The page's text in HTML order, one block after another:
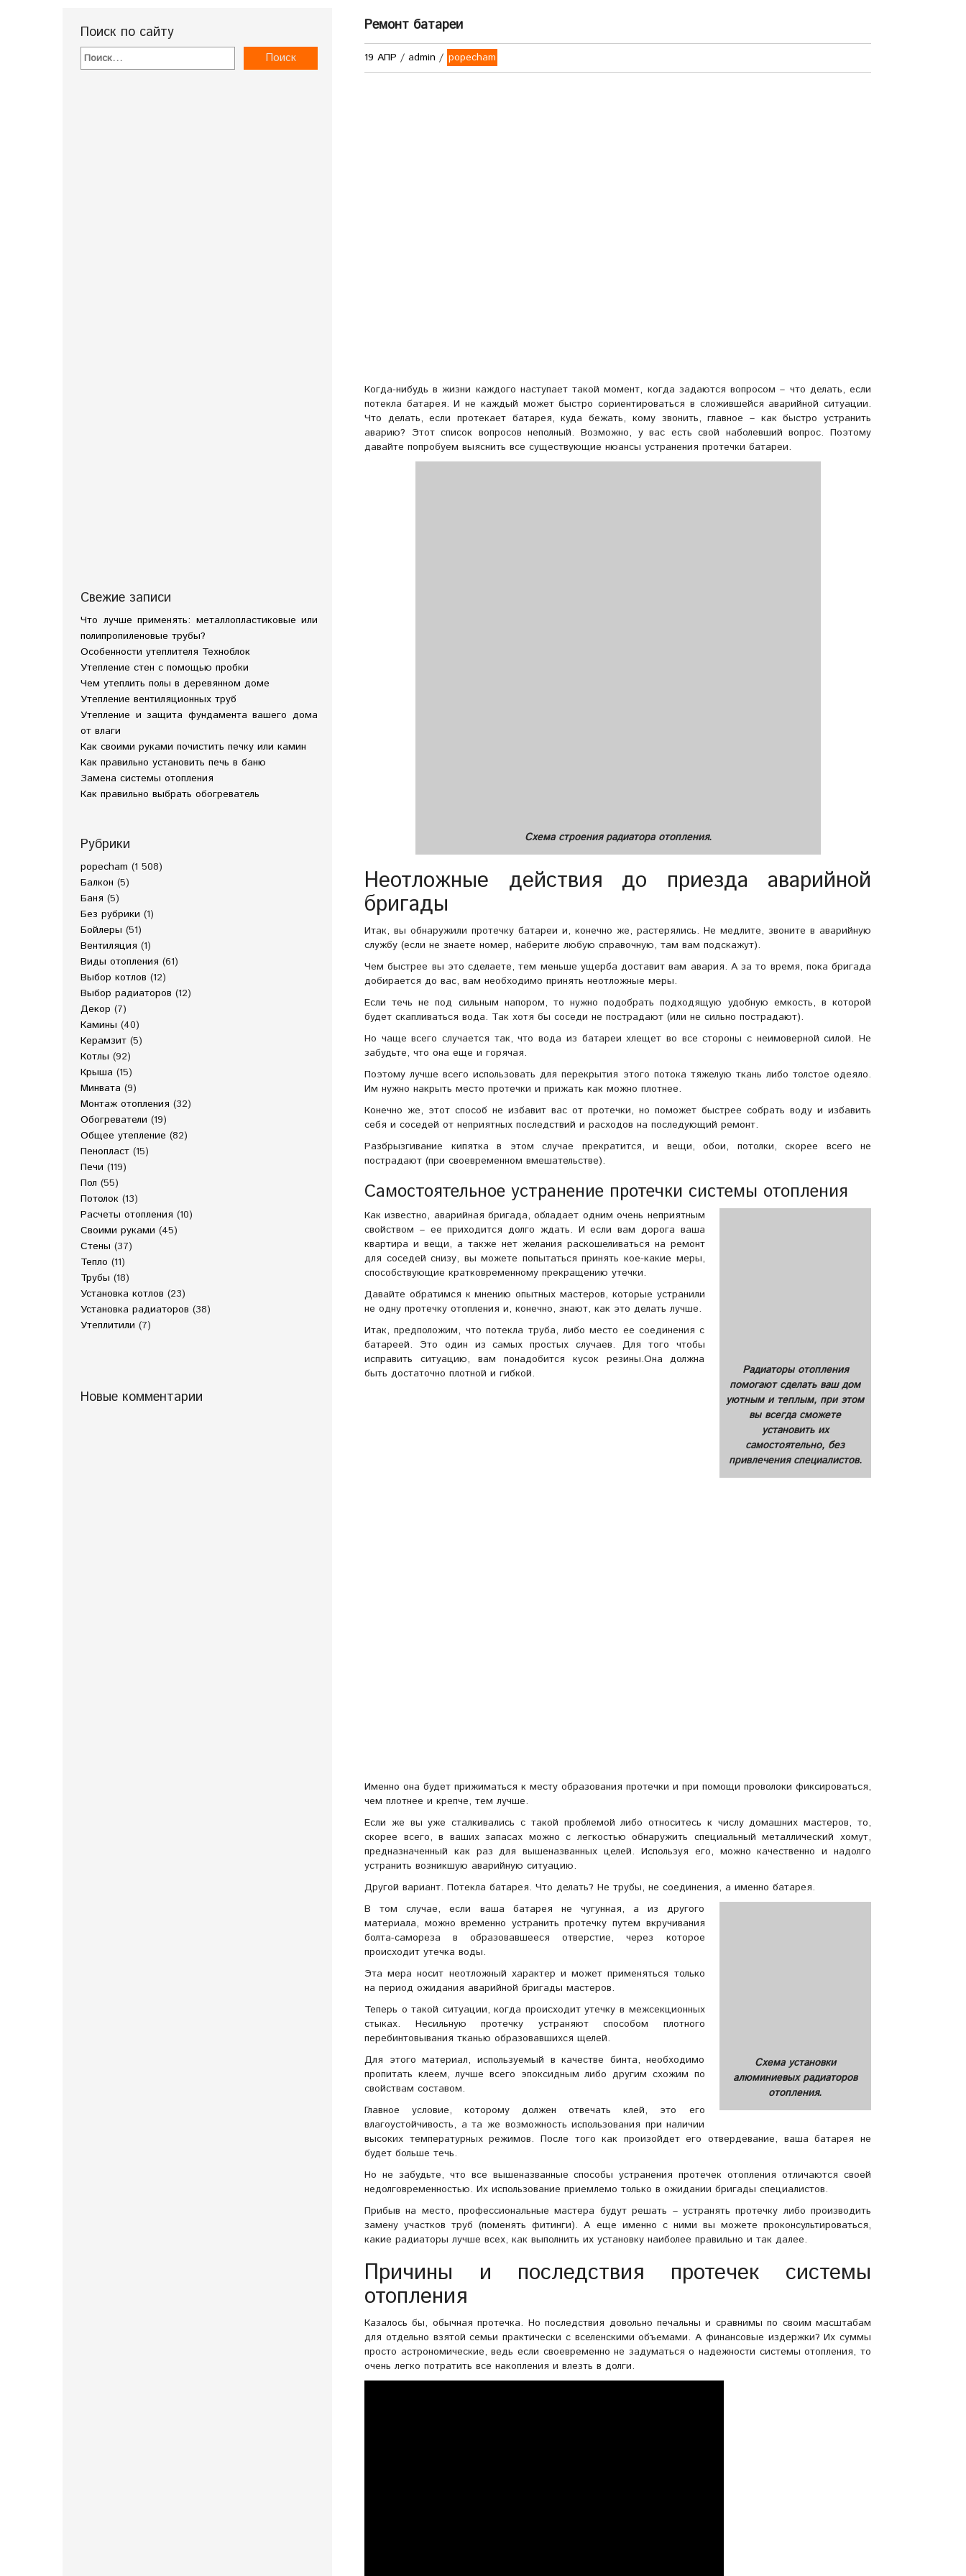
Поиск по сайту
Свежие записи
Что лучше применять: металлопластиковые или
полипропиленовые трубы?
Особенности утеплителя Техноблок
Утепление стен с помощью пробки
Чем утеплить полы в деревянном доме
Утепление вентиляционных труб
Утепление и защита фундамента вашего дома
от влаги
Как своими руками почистить печку или камин
Как правильно установить печь в баню
Замена системы отопления
Как правильно выбрать обогреватель
Рубрики
popecham (1 508)
Балкон (5)
Баня (5)
Без рубрики (1)
Бойлеры (51)
Вентиляция (1)
Виды отопления (61)
Выбор котлов (12)
Выбор радиаторов (12)
Декор (7)
Камины (40)
Керамзит (5)
Котлы (92)
Крыша (15)
Минвата (9)
Монтаж отопления (32)
Обогреватели (19)
Общее утепление (82)
Пенопласт (15)
Печи (119)
Пол (55)
Потолок (13)
Расчеты отопления (10)
Своими руками (45)
Стены (37)
Тепло (11)
Трубы (18)
Установка котлов (23)
Установка радиаторов (38)
Утеплитили (7)
Новые комментарии
Ремонт батареи
19 АПР / admin / popecham
Когда-нибудь в жизни каждого наступает такой момент, когда задаются вопросом – что делать, если
потекла батарея. И не каждый может быстро сориентироваться в сложившейся аварийной ситуации.
Что делать, если протекает батарея, куда бежать, кому звонить, главное – как быстро устранить
аварию? Этот список вопросов неполный. Возможно, у вас есть свой наболевший вопрос. Поэтому
давайте попробуем выяснить все существующие нюансы устранения протечки батареи.
Схема строения радиатора отопления.
Неотложные действия до приезда аварийной
бригады
Итак, вы обнаружили протечку батареи и, конечно же, растерялись. Не медлите, звоните в аварийную
службу (если не знаете номер, наберите любую справочную, там вам подскажут).
Чем быстрее вы это сделаете, тем меньше ущерба доставит вам авария. А за то время, пока бригада
добирается до вас, вам необходимо принять неотложные меры.
Если течь не под сильным напором, то нужно подобрать подходящую удобную емкость, в которой
будет скапливаться вода. Так хотя бы соседи не пострадают (или не сильно пострадают).
Но чаще всего случается так, что вода из батареи хлещет во все стороны с неимоверной силой. Не
забудьте, что она еще и горячая.
Поэтому лучше всего использовать для перекрытия этого потока тяжелую ткань либо толстое одеяло.
Им нужно накрыть место протечки и прижать как можно плотнее.
Конечно же, этот способ не избавит вас от протечки, но поможет быстрее собрать воду и избавить
себя и соседей от неприятных последствий и расходов на последующий ремонт.
Разбрызгивание кипятка в этом случае прекратится, и вещи, обои, потолки, скорее всего не
пострадают (при своевременном вмешательстве).
Самостоятельное устранение протечки системы отопления
Радиаторы отопления
помогают сделать ваш дом
уютным и теплым, при этом
вы всегда сможете
установить их
самостоятельно, без
привлечения специалистов.
Как известно, аварийная бригада, обладает одним очень неприятным
свойством – ее приходится долго ждать. И если вам дорога ваша
квартира и вещи, а также нет желания раскошеливаться на ремонт
для соседей снизу, вы можете попытаться принять кое-какие меры,
способствующие кратковременному прекращению утечки.
Давайте обратимся к мнению опытных мастеров, которые устранили
не одну протечку отопления и, конечно, знают, как это делать лучше.
Итак, предположим, что потекла труба, либо место ее соединения с
батареей. Это один из самых простых случаев. Для того чтобы
исправить ситуацию, вам понадобится кусок резины.Она должна
быть достаточно плотной и гибкой.
Именно она будет прижиматься к месту образования протечки и при помощи проволоки фиксироваться,
чем плотнее и крепче, тем лучше.
Если же вы уже сталкивались с такой проблемой либо относитесь к числу домашних мастеров, то,
скорее всего, в ваших запасах можно с легкостью обнаружить специальный металлический хомут,
предназначенный как раз для вышеназванных целей. Используя его, можно качественно и надолго
устранить возникшую аварийную ситуацию.
Другой вариант. Потекла батарея. Что делать? Не трубы, не соединения, а именно батарея.
Схема установки
алюминиевых радиаторов
отопления.
В том случае, если ваша батарея не чугунная, а из другого
материала, можно временно устранить протечку путем вкручивания
болта-самореза в образовавшееся отверстие, через которое
происходит утечка воды.
Эта мера носит неотложный характер и может применяться только
на период ожидания аварийной бригады мастеров.
Теперь о такой ситуации, когда происходит утечку в межсекционных
стыках. Несильную протечку устраняют способом плотного
перебинтовывания тканью образовавшихся щелей.
Для этого материал, используемый в качестве бинта, необходимо
пропитать клеем, лучше всего эпоксидным либо другим схожим по
свойствам составом.
Главное условие, которому должен отвечать клей, это его
влагоустойчивость, а та же возможность использования при наличии
высоких температурных режимов. После того как произойдет его отвердевание, ваша батарея не
будет больше течь.
Но не забудьте, что все вышеназванные способы устранения протечек отопления отличаются своей
недолговременностью. Их использование приемлемо только в ожидании бригады специалистов.
Прибыв на место, профессиональные мастера будут решать – устранять протечку либо производить
замену участков труб (поменять фитинги). А еще именно с ними вы можете проконсультироваться,
какие радиаторы лучше всех, как выполнить их установку наиболее правильно и так далее.
Причины и последствия протечек системы
отопления
Казалось бы, обычная протечка. Но последствия довольно печальны и сравнимы по своим масштабам
для отдельно взятой семьи практически с вселенскими объемами. А финансовые издержки? Их суммы
просто астрономические, ведь если своевременно не задуматься о надежности системы отопления, то
очень легко потратить все накопления и влезть в долги.